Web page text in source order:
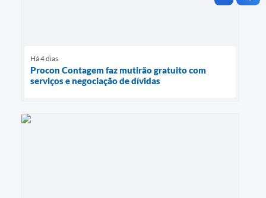
Há 4 dias
Procon Contagem faz mutirão gratuito com
serviços e negociação de dívidas